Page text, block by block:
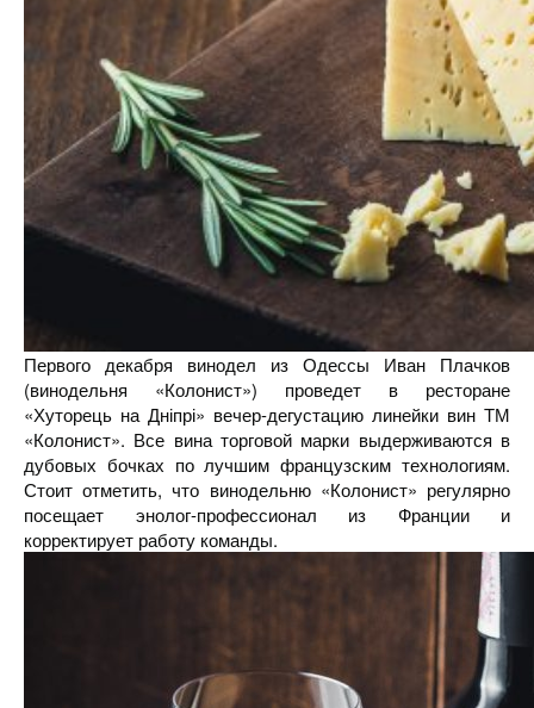
Первого декабря винодел из Одессы Иван Плачков
(винодельня «Колонист») проведет в ресторане
«Хуторець на Дніпрі» вечер-дегустацию линейки вин ТМ
«Колонист». Все вина торговой марки выдерживаются в
дубовых бочках по лучшим французским технологиям.
Стоит отметить, что винодельню «Колонист» регулярно
посещает энолог-профессионал из Франции и
корректирует работу команды.